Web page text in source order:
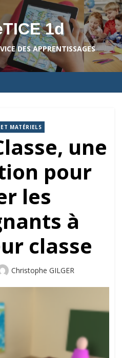
1d
DES APPRENTISSAGES
MATÉRIELS
une
pour
les
à
classe
Author
Christophe GILGER